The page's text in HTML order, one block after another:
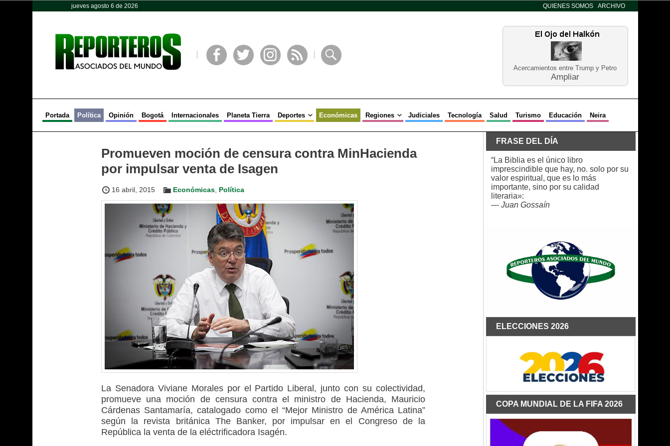
jueves agosto 6 de 2026 QUIENES SOMOS ARCHIVO
Acercamientos entre Trump y Petro
Ampliar
Portada Política Opinión Bogotá Internacionales Planeta Tierra Deportes Económicas Regiones Judiciales Tecnología Salud Turismo Educación Neira
Promueven moción de censura contra MinHacienda
por impulsar venta de Isagen
16 abril, 2015 Económicas Política
La Senadora Viviane Morales por el Partido Liberal, junto con su colectividad,
promueve una moción de censura contra el ministro de Hacienda, Mauricio
Cárdenas Santamaría, catalogado como el “Mejor Ministro de América Latina”
según la revista británica The Banker, por impulsar en el Congreso de la
República la venta de la eléctrificadora Isagén.
FRASE DEL DÍA
“La Biblia es el único libro
imprescindible que hay, no. solo por su
valor espiritual, que es lo más
importante, sino por su calidad
literaria»:
— Juan Gossaín
ELECCIONES 2026
COPA MUNDIAL DE LA FIFA 2026
Opinión Política